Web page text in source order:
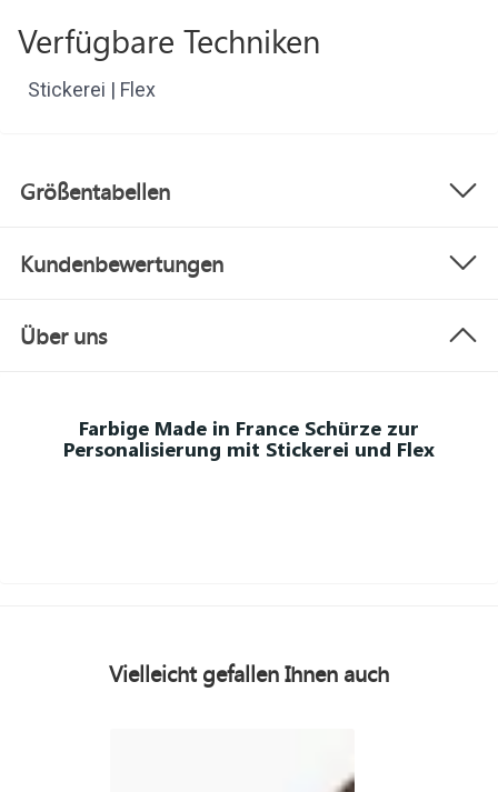
Verfügbare Techniken
Stickerei | Flex
Größentabellen
Kundenbewertungen
Über uns
Farbige Made in France Schürze zur
Personalisierung mit Stickerei und Flex
Vielleicht gefallen Ihnen auch